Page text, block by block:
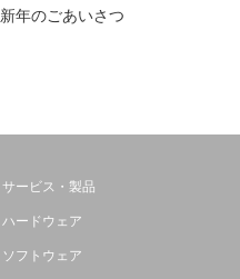
新年のごあいさつ
サービス・製品
ハードウェア
ソフトウェア